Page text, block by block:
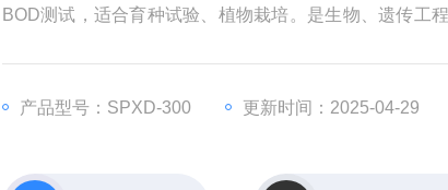
BOD测试，适合育种试验、植物栽培。是生物、遗传工
产品型号：SPXD-300 更新时间：2025-04-29